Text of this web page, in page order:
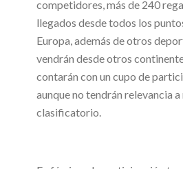
competidores, más de 240
llegados desde todos los
Europa, además de otros
vendrán desde otros
contarán con un cupo de
aunque no tendrán relevancia a
clasificatorio.